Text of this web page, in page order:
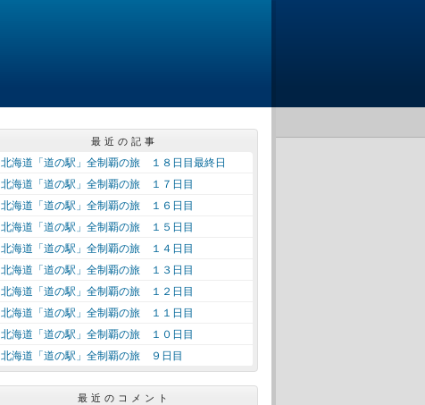
最近の記事
北海道「道の駅」全制覇の旅 １８日目最終日
北海道「道の駅」全制覇の旅 １７日目
北海道「道の駅」全制覇の旅 １６日目
北海道「道の駅」全制覇の旅 １５日目
北海道「道の駅」全制覇の旅 １４日目
北海道「道の駅」全制覇の旅 １３日目
北海道「道の駅」全制覇の旅 １２日目
北海道「道の駅」全制覇の旅 １１日目
北海道「道の駅」全制覇の旅 １０日目
北海道「道の駅」全制覇の旅 ９日目
最近のコメント